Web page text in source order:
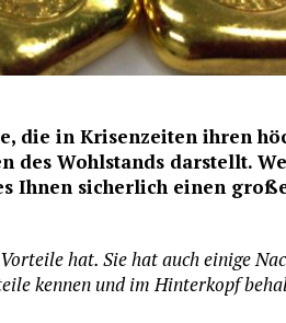
die in Krisenzeiten ihren
Wohlstands darstellt.
Ihnen sicherlich einen
hat. Sie hat auch einige
kennen und im Hinterkopf